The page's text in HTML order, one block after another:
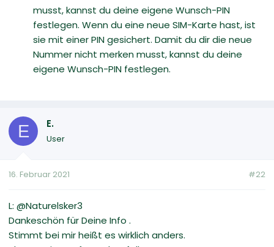
musst, kannst du deine eigene Wunsch-PIN
festlegen. Wenn du eine neue SIM-Karte hast, ist
sie mit einer PIN gesichert. Damit du dir die neue
Nummer nicht merken musst, kannst du deine
eigene Wunsch-PIN festlegen.
E E.
User
16. Februar 2021 #22
L: @Naturelsker3
Dankeschön für Deine Info .
Stimmt bei mir heißt es wirklich anders.